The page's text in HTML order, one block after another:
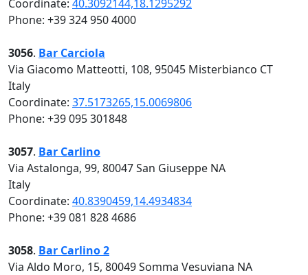
Coordinate: 40.3092144,18.1295292
Phone: +39 324 950 4000
3056. Bar Carciola
Via Giacomo Matteotti, 108, 95045 Misterbianco CT
Italy
Coordinate: 37.5173265,15.0069806
Phone: +39 095 301848
3057. Bar Carlino
Via Astalonga, 99, 80047 San Giuseppe NA
Italy
Coordinate: 40.8390459,14.4934834
Phone: +39 081 828 4686
3058. Bar Carlino 2
Via Aldo Moro, 15, 80049 Somma Vesuviana NA